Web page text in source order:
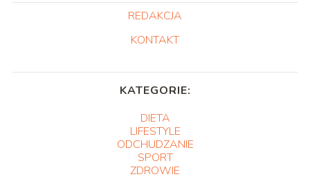
REDAKCJA
KONTAKT
KATEGORIE:
DIETA
LIFESTYLE
ODCHUDZANIE
SPORT
ZDROWIE